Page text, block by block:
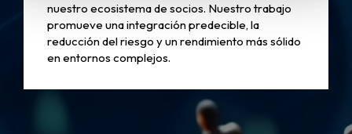
nuestro ecosistema de socios. Nuestro trabajo
promueve una integración predecible, la
reducción del riesgo y un rendimiento más sólido
en entornos complejos.